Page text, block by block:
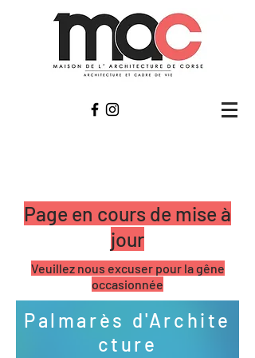
Page en cours de mise à
jour
Veuillez nous excuser pour la gêne
occasionnée
Palmarès d'Archite
cture